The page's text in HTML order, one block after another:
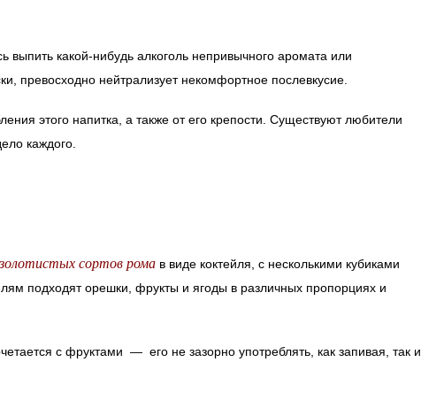
выпить какой-нибудь алкоголь непривычного аромата или
превосходно нейтрализует некомфортное послевкусие.
этого напитка, а также от его крепости. Существуют любители
каждого.
золотистых сортов рома в виде коктейля, с несколькими кубиками
подходят орешки, фрукты и ягоды в различных пропорциях и
с фруктами — его не зазорно употреблять, как запивая, так и